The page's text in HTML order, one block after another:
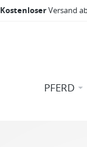
KostenloserVersand
PFERD